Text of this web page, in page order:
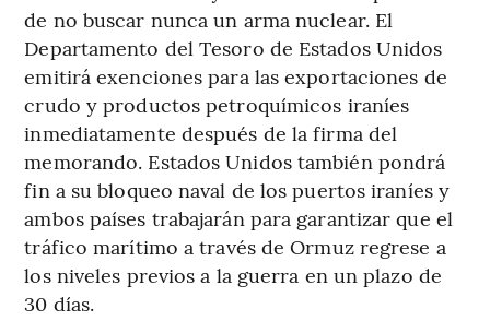
de no buscar nunca un arma nuclear. El
Departamento del Tesoro de Estados Unidos
emitirá exenciones para las exportaciones de
crudo y productos petroquímicos iraníes
inmediatamente después de la firma del
memorando. Estados Unidos también pondrá
fin a su bloqueo naval de los puertos iraníes y
ambos países trabajarán para garantizar que el
tráfico marítimo a través de Ormuz regrese a
los niveles previos a la guerra en un plazo de
30 días.